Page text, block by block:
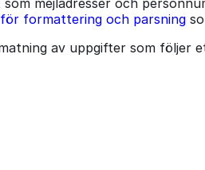
formattering och parsning
av uppgifter som följer